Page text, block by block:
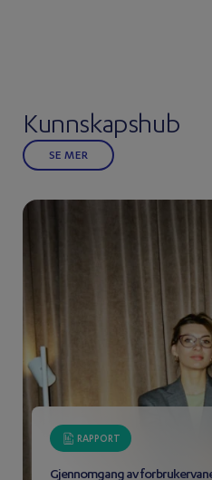
Kunnskapshub
SE MER
RAPPORT
Gjennomgang av